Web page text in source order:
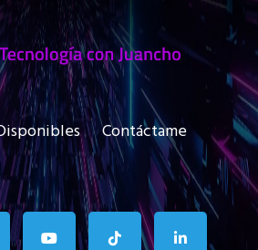
Contáctame